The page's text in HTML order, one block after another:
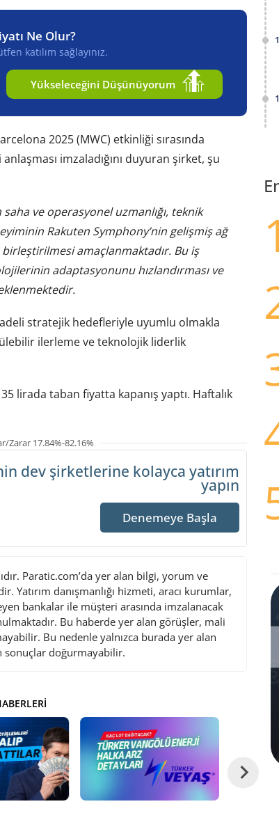
Ne Olur?
katılım sağlayınız.
Yükseleceğini Düşünüyorum
2025 (MWC) etkinliği sırasında
imzaladığını duyuran şirket, şu
ve operasyonel uzmanlığı, teknik
Rakuten Symphony’nin gelişmiş ağ
amaçlanmaktadır. Bu iş
adaptasyonunu hızlandırması ve
stratejik hedefleriyle uyumlu olmakla
ilerleme ve teknolojik liderlik
lirada taban fiyatta kapanış yaptı. Haftalık
Zarar 17.84%-82.16%
dev şirketlerine kolayca yatırım
yapın
Denemeye Başla
Paratic.com’da yer alan bilgi, yorum ve
Yatırım danışmanlığı hizmeti, aracı kurumlar,
bankalar ile müşteri arasında imzalanacak
Bu haberde yer alan görüşler, mali
Bu nedenle yalnızca burada yer alan
sonuçlar doğurmayabilir.
1